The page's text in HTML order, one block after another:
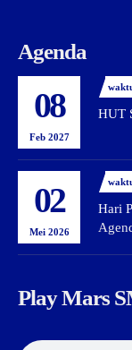
Agenda
08
Feb 2027
HUT
02
Mei 2026
Hari
Play Mars